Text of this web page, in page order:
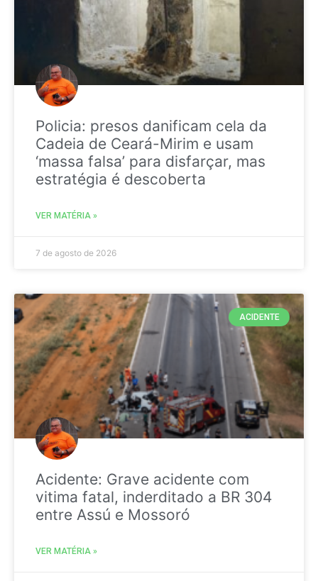
Policia: presos danificam cela da
Cadeia de Ceará-Mirim e usam
‘massa falsa’ para disfarçar, mas
estratégia é descoberta
VER MATÉRIA »
7 de agosto de 2026
ACIDENTE
Acidente: Grave acidente com
vitima fatal, inderditado a BR 304
entre Assú e Mossoró
VER MATÉRIA »